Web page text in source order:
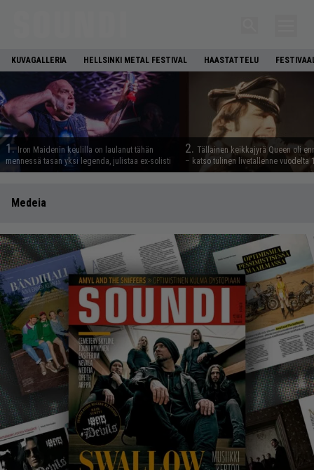
KUVAGALLERIA HELLSINKI METAL FESTIVAL HAASTATTELU
1. Iron Maidenin keulilla on laulanut tähän
mennessä tasan yksi legenda, julistaa ex-solisti
2. Tällainen keikkajyrä Queen oli
– katso tulinen livetallenne vuodelta
Medeia